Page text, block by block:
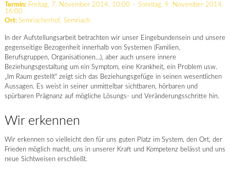
Termin:Freitag, 7. November 2014, 10:00 – Sonntag, 9. November 2014,
16:00
Ort: Semriacherhof, Semriach
In der Aufstellungsarbeit betrachten wir unser Eingebundensein und unsere
gegenseitige Bezogenheit innerhalb von Systemen (Familien,
Berufsgruppen, Organisationen…), aber auch unsere innere
Beziehungsgestaltung um ein Symptom, eine Krankheit, ein Problem usw.
„Im Raum gestellt“ zeigt sich das Beziehungsgefüge in seinen wesentlichen
Aussagen. Es weist in seiner unmittelbar sichtbaren, hörbaren und
spürbaren Prägnanz auf mögliche Lösungs- und Veränderungsschritte hin.
Wir erkennen
Wir erkennen so vielleicht den für uns guten Platz im System, den Ort, der
Frieden möglich macht, uns in unserer Kraft und Kompetenz belässt und uns
neue Sichtweisen erschließt.